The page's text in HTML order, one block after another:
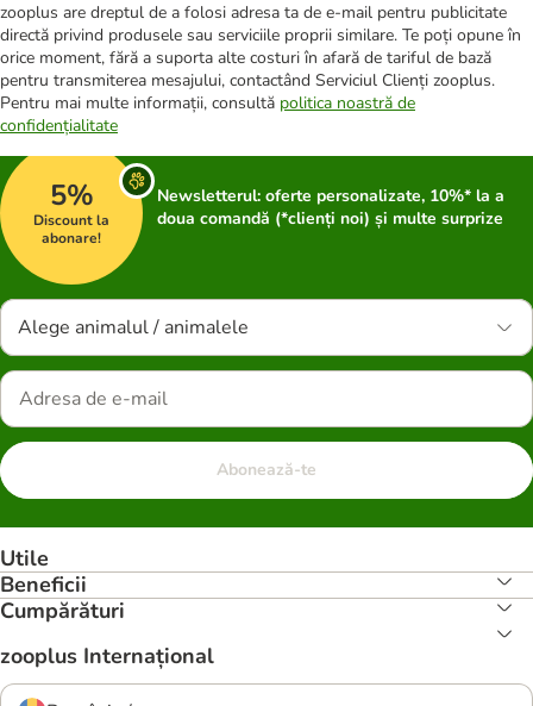
zooplus are dreptul de a folosi adresa ta de e-mail pentru publicitate
directă privind produsele sau serviciile proprii similare. Te poți opune în
orice moment, fără a suporta alte costuri în afară de tariful de bază
pentru transmiterea mesajului, contactând Serviciul Clienți zooplus.
Pentru mai multe informații, consultă politica noastră de
confidențialitate
5%
Discount la
abonare!
Newsletterul: oferte personalizate, 10%* la a
doua comandă (*clienți noi) și multe surprize
Alege animalul / animalele
Abonează-te
Utile
Beneficii
Cumpărături
zooplus Internațional